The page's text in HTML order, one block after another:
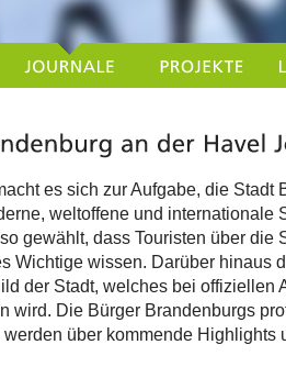
es sich zur Aufgabe, die Stadt
weltoffene und internationale
gewählt, dass Touristen über die
Wichtige wissen. Darüber hinaus
der Stadt, welches bei offiziellen
wird. Die Bürger Brandenburgs
über kommende Highlights